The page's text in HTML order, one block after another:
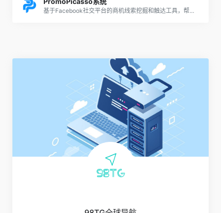
基于Facebook社交平台的商机线索挖掘和触达工具，帮助您的品牌以最低的成本投入、获得更高的推广效率